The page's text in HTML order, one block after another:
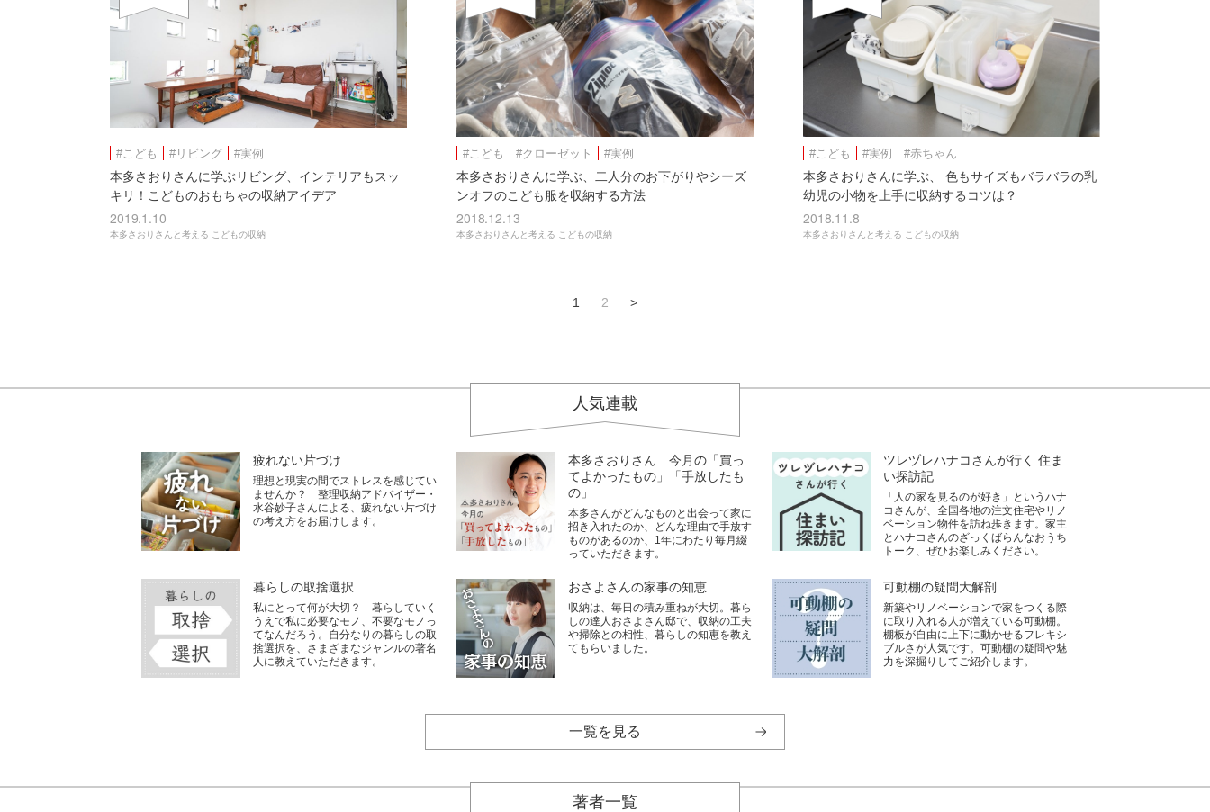
#こども #リビング #実例
本多さおりさんに学ぶリビング、インテリアもスッ
キリ！こどものおもちゃの収納アイデア
2019.1.10
本多さおりさんと考える こどもの収納
#こども #クローゼット #実例
本多さおりさんに学ぶ、二人分のお下がりやシーズ
ンオフのこども服を収納する方法
2018.12.13
本多さおりさんと考える こどもの収納
#こども #実例 #赤ちゃん
本多さおりさんに学ぶ、 色もサイズもバラバラの乳
幼児の小物を上手に収納するコツは？
2018.11.8
本多さおりさんと考える こどもの収納
1 2 >
人気連載
疲れない片づけ
理想と現実の間でストレスを感じてい
ませんか？ 整理収納アドバイザー・
水谷妙子さんによる、疲れない片づけ
の考え方をお届けします。
本多さおりさん 今月の「買っ
てよかったもの」「手放したも
の」
本多さんがどんなものと出会って家に
招き入れたのか、どんな理由で手放す
ものがあるのか、1年にわたり毎月綴
っていただきます。
ツレヅレハナコさんが行く 住ま
い探訪記
「人の家を見るのが好き」というハナ
コさんが、全国各地の注文住宅やリノ
ベーション物件を訪ね歩きます。家主
とハナコさんのざっくばらんなおうち
トーク、ぜひお楽しみください。
暮らしの取捨選択
私にとって何が大切？ 暮らしていく
うえで私に必要なモノ、不要なモノっ
てなんだろう。自分なりの暮らしの取
捨選択を、さまざまなジャンルの著名
人に教えていただきます。
おさよさんの家事の知恵
収納は、毎日の積み重ねが大切。暮ら
しの達人おさよさん邸で、収納の工夫
や掃除との相性、暮らしの知恵を教え
てもらいました。
可動棚の疑問大解剖
新築やリノベーションで家をつくる際
に取り入れる人が増えている可動棚。
棚板が自由に上下に動かせるフレキシ
ブルさが人気です。可動棚の疑問や魅
力を深掘りしてご紹介します。
一覧を見る
著者一覧